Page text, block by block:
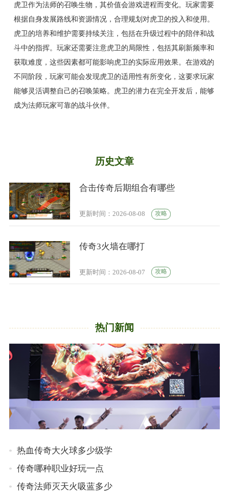
虎卫作为法师的召唤生物，其价值会游戏进程而变化。玩家需要
根据自身发展路线和资源情况，合理规划对虎卫的投入和使用。
虎卫的培养和维护需要持续关注，包括在升级过程中的陪伴和战
斗中的指挥。玩家还需要注意虎卫的局限性，包括其刷新频率和
获取难度，这些因素都可能影响虎卫的实际应用效果。在游戏的
不同阶段，玩家可能会发现虎卫的适用性有所变化，这要求玩家
能够灵活调整自己的召唤策略。虎卫的潜力在完全开发后，能够
成为法师玩家可靠的战斗伙伴。
历史文章
合击传奇后期组合有哪些
更新时间：2026-08-08 攻略
传奇3火墙在哪打
更新时间：2026-08-07 攻略
热门新闻
热血传奇大火球多少级学
传奇哪种职业好玩一点
传奇法师灭天火吸蓝多少